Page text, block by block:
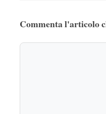
Commenta l'articolo